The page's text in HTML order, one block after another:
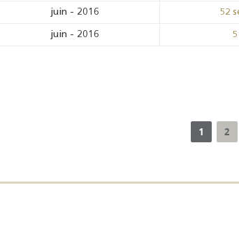
juin - 2016 52
juin - 2016
1 2